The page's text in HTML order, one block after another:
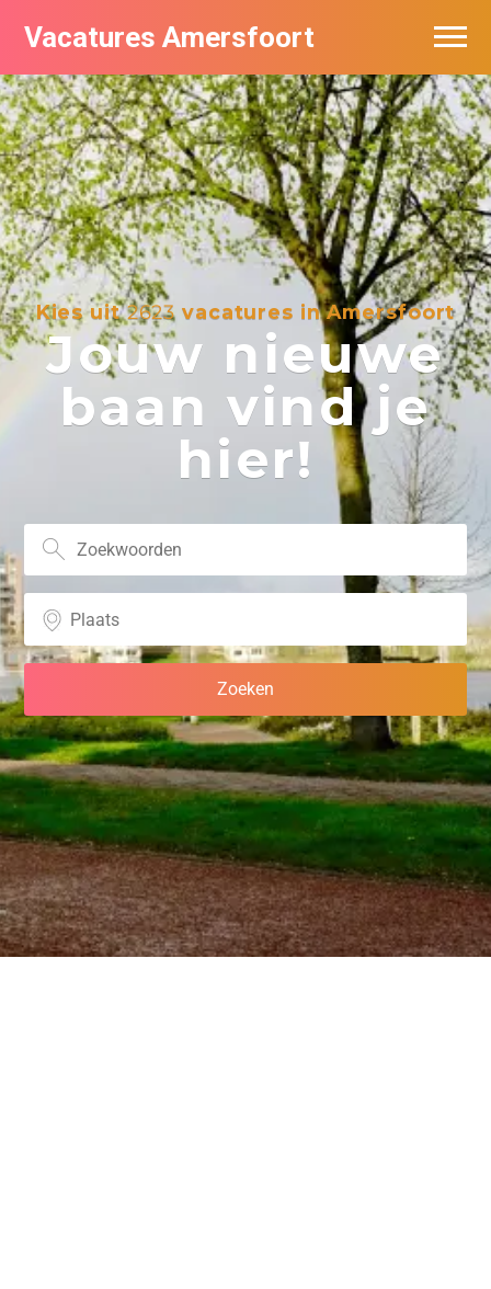
Vacatures Amersfoort
Kies uit2623 vacatures in Amersfoort
Jouw nieuwe
baan vind je
hier!
Vacatures per bedrijf
De populairste vacatures in Amersfoort
Nieuwsbrief feed